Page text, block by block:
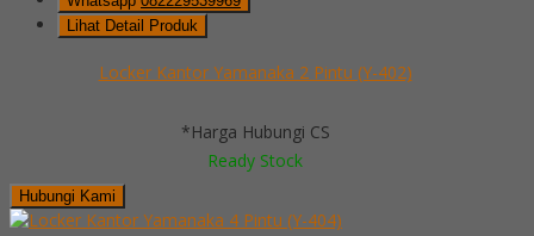
Lihat Detail Produk
Locker Kantor Yamanaka 2 Pintu (Y-402)
*Harga Hubungi CS
Ready Stock
Hubungi Kami